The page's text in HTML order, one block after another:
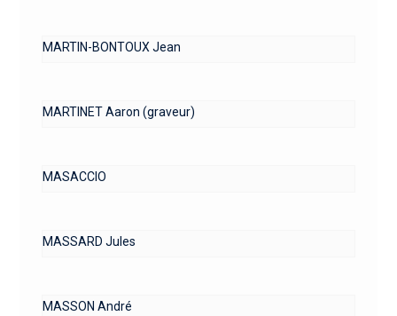
MARTIN-BONTOUX Jean
MARTINET Aaron (graveur)
MASACCIO
MASSARD Jules
MASSON André